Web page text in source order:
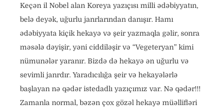
Keçən il Nobel alan Koreya yazıçısı milli ədəbiyyatın,
belə deyək, uğurlu janrlarından danışır. Hamı
ədəbiyyata kiçik hekayə və şeir yazmaqla gəlir, sonra
məsələ dəyişir, yəni ciddiləşir və “Vegeteryan” kimi
nümunələr yaranır. Bizdə də hekayə ən uğurlu və
sevimli janrdır. Yaradıcılığa şeir və hekayələrlə
başlayan nə qədər istedadlı yazıçımız var. Nə qədər!!!
Zamanla normal, bəzən çox gözəl hekayə müəllifləri